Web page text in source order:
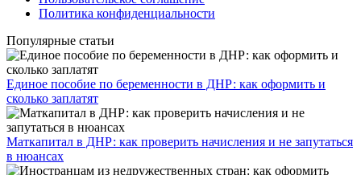
Политика конфиденциальности
Популярные статьи
Единое пособие по беременности в ДНР: как оформить и
сколько заплатят
​Маткапитал в ДНР: как проверить начисления и не запутаться
в нюансах